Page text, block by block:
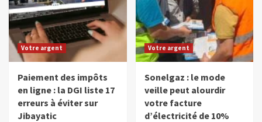
Votre argent
Paiement des impôts
en ligne : la DGI liste 17
erreurs à éviter sur
Jibayatic
Votre argent
Sonelgaz : le mode
veille peut alourdir
votre facture
d’électricité de 10%